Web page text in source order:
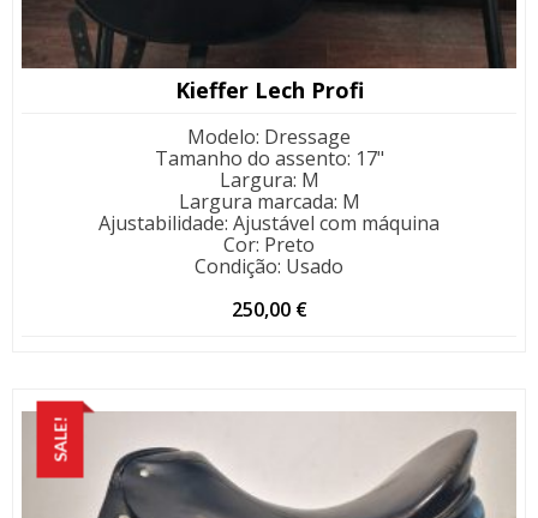
Kieffer Lech Profi
Modelo: Dressage
Tamanho do assento: 17"
Largura: M
Largura marcada: M
Ajustabilidade: Ajustável com máquina
Cor: Preto
Condição: Usado
250,00 €
SALE!